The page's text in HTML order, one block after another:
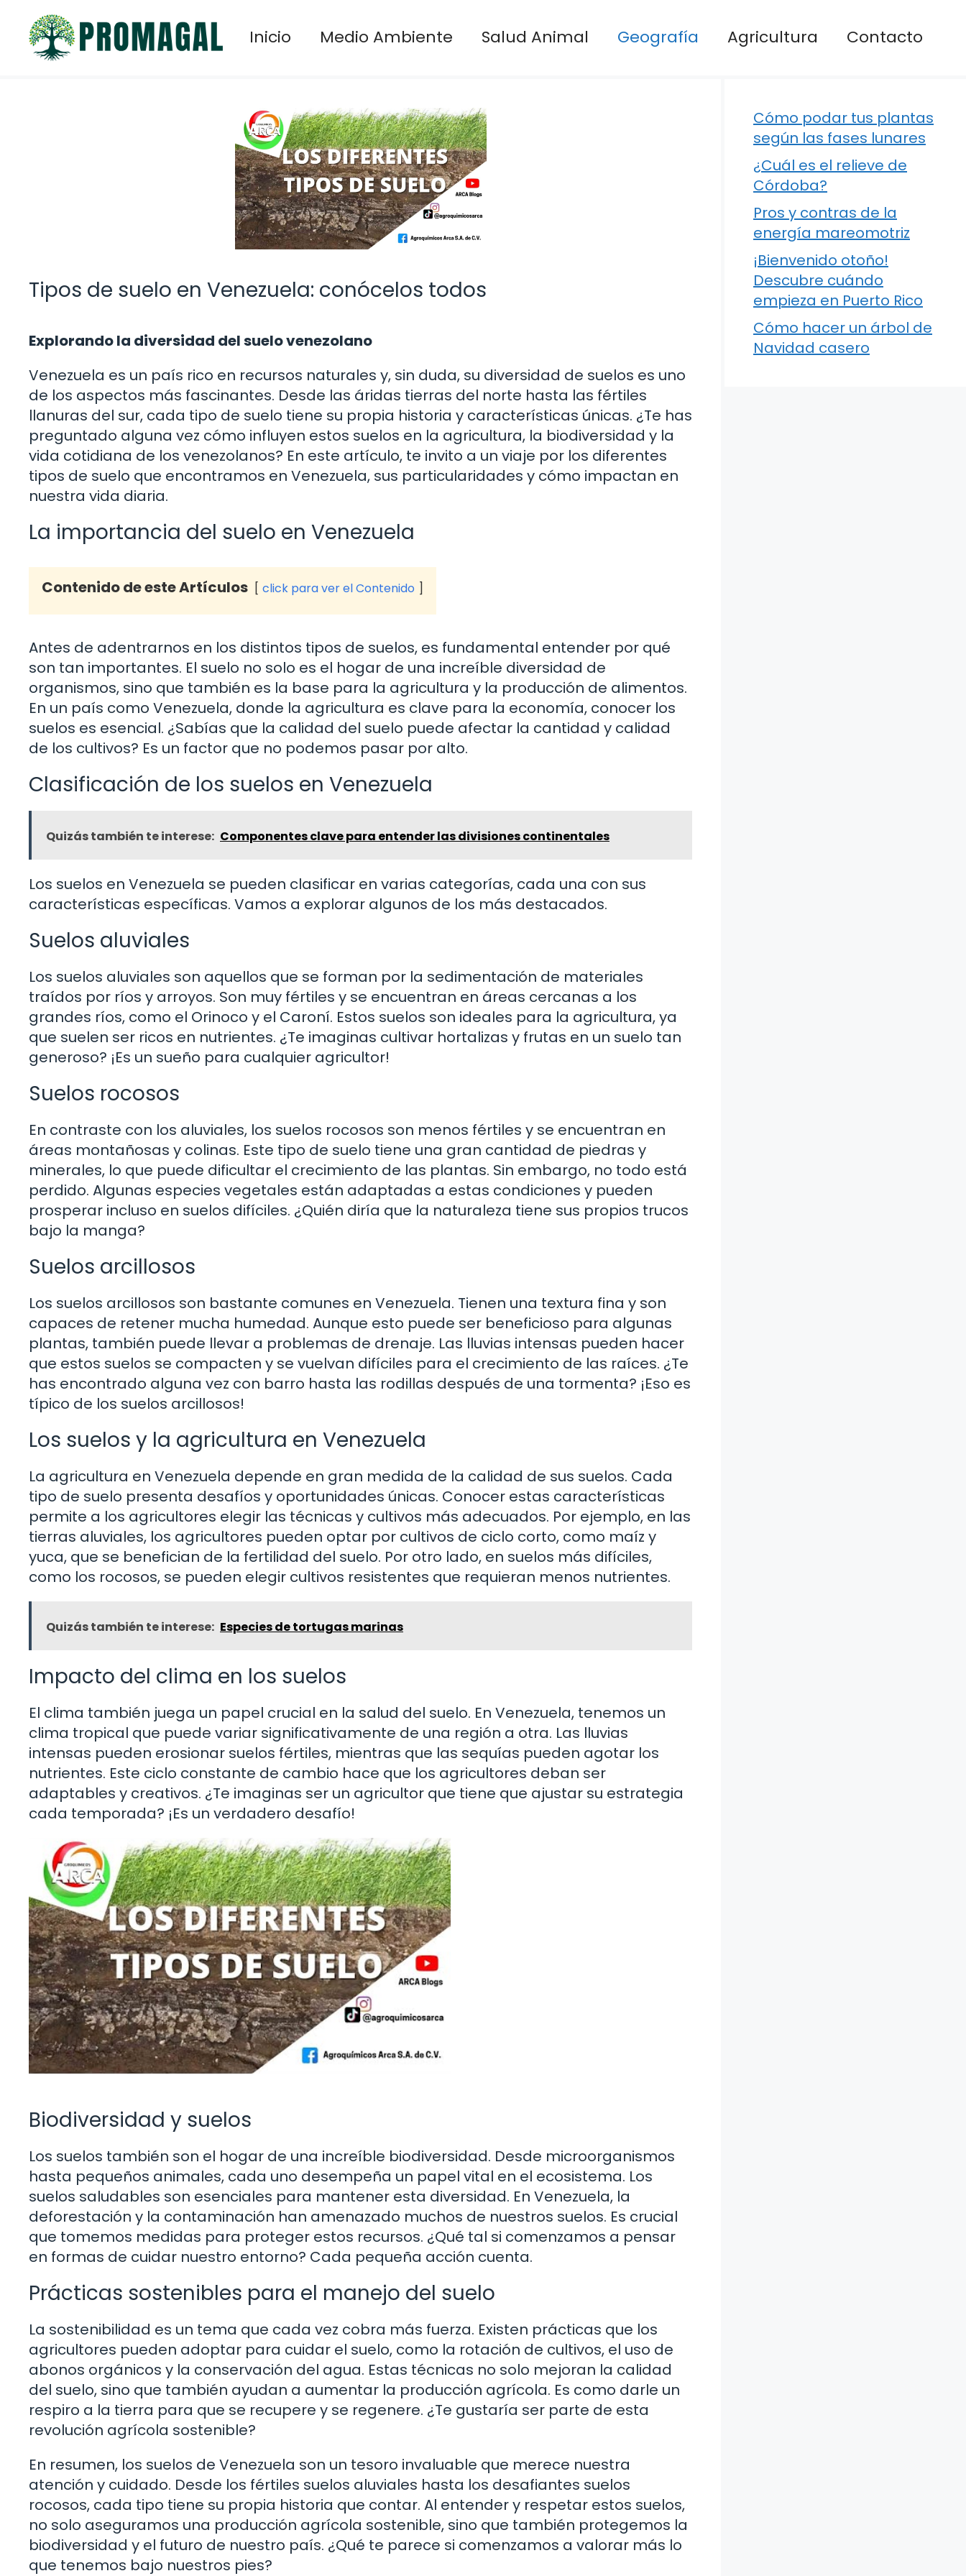
contenido
Inicio Medio Ambiente Salud Animal Geografía Agricultura Contacto
Tipos de suelo en Venezuela: conócelos todos
Explorando la diversidad del suelo venezolano
Venezuela es un país rico en recursos naturales y, sin duda, su diversidad de suelos es uno
de los aspectos más fascinantes. Desde las áridas tierras del norte hasta las fértiles
llanuras del sur, cada tipo de suelo tiene su propia historia y características únicas. ¿Te has
preguntado alguna vez cómo influyen estos suelos en la agricultura, la biodiversidad y la
vida cotidiana de los venezolanos? En este artículo, te invito a un viaje por los diferentes
tipos de suelo que encontramos en Venezuela, sus particularidades y cómo impactan en
nuestra vida diaria.
La importancia del suelo en Venezuela
Contenido de este Artículos click para ver el Contenido
Antes de adentrarnos en los distintos tipos de suelos, es fundamental entender por qué
son tan importantes. El suelo no solo es el hogar de una increíble diversidad de
organismos, sino que también es la base para la agricultura y la producción de alimentos.
En un país como Venezuela, donde la agricultura es clave para la economía, conocer los
suelos es esencial. ¿Sabías que la calidad del suelo puede afectar la cantidad y calidad
de los cultivos? Es un factor que no podemos pasar por alto.
Clasificación de los suelos en Venezuela
Quizás también te interese: Componentes clave para entender las divisiones continentales
Los suelos en Venezuela se pueden clasificar en varias categorías, cada una con sus
características específicas. Vamos a explorar algunos de los más destacados.
Suelos aluviales
Los suelos aluviales son aquellos que se forman por la sedimentación de materiales
traídos por ríos y arroyos. Son muy fértiles y se encuentran en áreas cercanas a los
grandes ríos, como el Orinoco y el Caroní. Estos suelos son ideales para la agricultura, ya
que suelen ser ricos en nutrientes. ¿Te imaginas cultivar hortalizas y frutas en un suelo tan
generoso? ¡Es un sueño para cualquier agricultor!
Suelos rocosos
En contraste con los aluviales, los suelos rocosos son menos fértiles y se encuentran en
áreas montañosas y colinas. Este tipo de suelo tiene una gran cantidad de piedras y
minerales, lo que puede dificultar el crecimiento de las plantas. Sin embargo, no todo está
perdido. Algunas especies vegetales están adaptadas a estas condiciones y pueden
prosperar incluso en suelos difíciles. ¿Quién diría que la naturaleza tiene sus propios trucos
bajo la manga?
Suelos arcillosos
Los suelos arcillosos son bastante comunes en Venezuela. Tienen una textura fina y son
capaces de retener mucha humedad. Aunque esto puede ser beneficioso para algunas
plantas, también puede llevar a problemas de drenaje. Las lluvias intensas pueden hacer
que estos suelos se compacten y se vuelvan difíciles para el crecimiento de las raíces. ¿Te
has encontrado alguna vez con barro hasta las rodillas después de una tormenta? ¡Eso es
típico de los suelos arcillosos!
Los suelos y la agricultura en Venezuela
La agricultura en Venezuela depende en gran medida de la calidad de sus suelos. Cada
tipo de suelo presenta desafíos y oportunidades únicas. Conocer estas características
permite a los agricultores elegir las técnicas y cultivos más adecuados. Por ejemplo, en las
tierras aluviales, los agricultores pueden optar por cultivos de ciclo corto, como maíz y
yuca, que se benefician de la fertilidad del suelo. Por otro lado, en suelos más difíciles,
como los rocosos, se pueden elegir cultivos resistentes que requieran menos nutrientes.
Quizás también te interese: Especies de tortugas marinas
Impacto del clima en los suelos
El clima también juega un papel crucial en la salud del suelo. En Venezuela, tenemos un
clima tropical que puede variar significativamente de una región a otra. Las lluvias
intensas pueden erosionar suelos fértiles, mientras que las sequías pueden agotar los
nutrientes. Este ciclo constante de cambio hace que los agricultores deban ser
adaptables y creativos. ¿Te imaginas ser un agricultor que tiene que ajustar su estrategia
cada temporada? ¡Es un verdadero desafío!
Biodiversidad y suelos
Los suelos también son el hogar de una increíble biodiversidad. Desde microorganismos
hasta pequeños animales, cada uno desempeña un papel vital en el ecosistema. Los
suelos saludables son esenciales para mantener esta diversidad. En Venezuela, la
deforestación y la contaminación han amenazado muchos de nuestros suelos. Es crucial
que tomemos medidas para proteger estos recursos. ¿Qué tal si comenzamos a pensar
en formas de cuidar nuestro entorno? Cada pequeña acción cuenta.
Prácticas sostenibles para el manejo del suelo
La sostenibilidad es un tema que cada vez cobra más fuerza. Existen prácticas que los
agricultores pueden adoptar para cuidar el suelo, como la rotación de cultivos, el uso de
abonos orgánicos y la conservación del agua. Estas técnicas no solo mejoran la calidad
del suelo, sino que también ayudan a aumentar la producción agrícola. Es como darle un
respiro a la tierra para que se recupere y se regenere. ¿Te gustaría ser parte de esta
revolución agrícola sostenible?
En resumen, los suelos de Venezuela son un tesoro invaluable que merece nuestra
atención y cuidado. Desde los fértiles suelos aluviales hasta los desafiantes suelos
rocosos, cada tipo tiene su propia historia que contar. Al entender y respetar estos suelos,
no solo aseguramos una producción agrícola sostenible, sino que también protegemos la
biodiversidad y el futuro de nuestro país. ¿Qué te parece si comenzamos a valorar más lo
que tenemos bajo nuestros pies?
Cómo podar tus plantas
según las fases lunares
¿Cuál es el relieve de
Córdoba?
Pros y contras de la
energía mareomotriz
¡Bienvenido otoño!
Descubre cuándo
empieza en Puerto Rico
Cómo hacer un árbol de
Navidad casero